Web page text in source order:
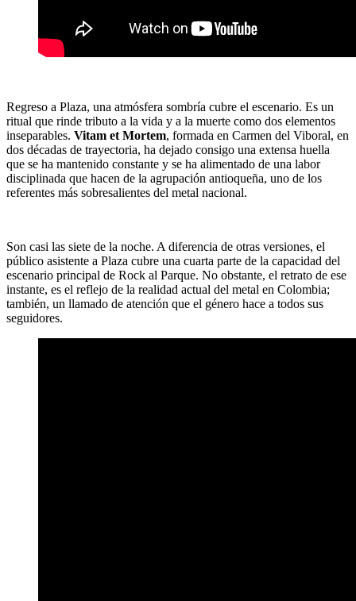
Regreso a Plaza, una atmósfera sombría cubre el escenario. Es un
ritual que rinde tributo a la vida y a la muerte como dos elementos
inseparables. Vitam et Mortem, formada en Carmen del Viboral, en
dos décadas de trayectoria, ha dejado consigo una extensa huella
que se ha mantenido constante y se ha alimentado de una labor
disciplinada que hacen de la agrupación antioqueña, uno de los
referentes más sobresalientes del metal nacional.
Son casi las siete de la noche. A diferencia de otras versiones, el
público asistente a Plaza cubre una cuarta parte de la capacidad del
escenario principal de Rock al Parque. No obstante, el retrato de ese
instante, es el reflejo de la realidad actual del metal en Colombia;
también, un llamado de atención que el género hace a todos sus
seguidores.